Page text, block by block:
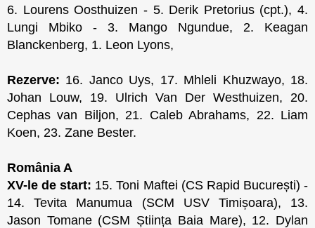
6. Lourens Oosthuizen - 5. Derik Pretorius (cpt.), 4.
Lungi Mbiko - 3. Mango Ngundue, 2. Keagan
Blanckenberg, 1. Leon Lyons,
Rezerve: 16. Janco Uys, 17. Mhleli Khuzwayo, 18.
Johan Louw, 19. Ulrich Van Der Westhuizen, 20.
Cephas van Biljon, 21. Caleb Abrahams, 22. Liam
Koen, 23. Zane Bester.
România A
XV-le de start: 15. Toni Maftei (CS Rapid București) -
14. Tevita Manumua (SCM USV Timișoara), 13.
Jason Tomane (CSM Știința Baia Mare), 12. Dylan